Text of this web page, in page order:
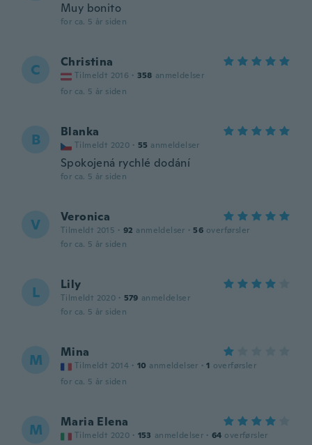
Muy bonito
for ca. 5 år siden
C Christina
Tilmeldt 2016 · 358 anmeldelser
for ca. 5 år siden
B Blanka
Tilmeldt 2020 · 55 anmeldelser
Spokojená rychlé dodání
for ca. 5 år siden
V Veronica
Tilmeldt 2015 · 92 anmeldelser · 56 overførsler
for ca. 5 år siden
L Lily
Tilmeldt 2020 · 579 anmeldelser
for ca. 5 år siden
M Mina
Tilmeldt 2014 · 10 anmeldelser · 1 overførsler
for ca. 5 år siden
M Maria Elena
Tilmeldt 2020 · 153 anmeldelser · 64 overførsler